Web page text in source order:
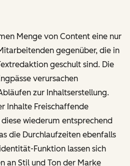
Menge von Content eine nur
gegenüber, die in
geschult sind. Die
verursachen
zur Inhaltserstellung.
Inhalte Freischaffende
wiederum entsprechend
die Durchlaufzeiten ebenfalls
Funktion lassen sich
an Stil und Ton der Marke